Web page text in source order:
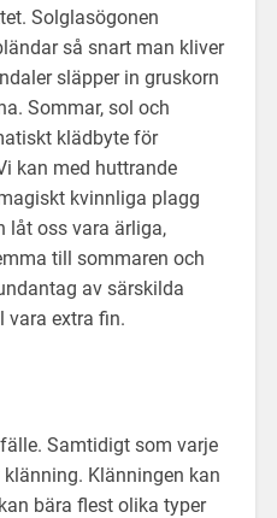
Solglasögonen
så snart man kliver
släpper in gruskorn
Sommar, sol och
klädbyte för
kan med huttrande
kvinnliga plagg
låt oss vara ärliga,
till sommaren och
av särskilda
extra fin.
Samtidigt som varje
Klänningen kan
bära flest olika typer